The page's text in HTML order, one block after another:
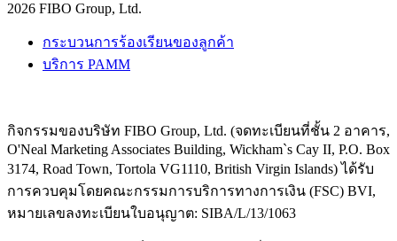
2026 FIBO Group, Ltd.
กระบวนการร้องเรียนของลูกค้า
บริการ PAMM
กิจกรรมของบริษัท FIBO Group, Ltd. (จดทะเบียนที่ชั้น 2 อาคาร,
O'Neal Marketing Associates Building, Wickham`s Cay II, P.O. Box
3174, Road Town, Tortola VG1110, British Virgin Islands) ได้รับ
การควบคุมโดยคณะกรรมการบริการทางการเงิน (FSC) BVI,
หมายเลขลงทะเบียนใบอนุญาต: SIBA/L/13/1063